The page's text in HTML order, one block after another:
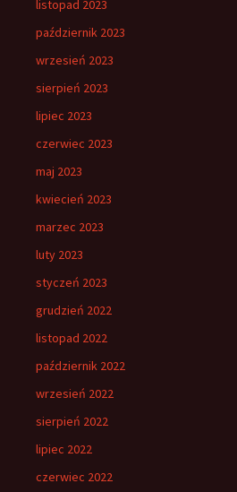
listopad 2023
październik 2023
wrzesień 2023
sierpień 2023
lipiec 2023
czerwiec 2023
maj 2023
kwiecień 2023
marzec 2023
luty 2023
styczeń 2023
grudzień 2022
listopad 2022
październik 2022
wrzesień 2022
sierpień 2022
lipiec 2022
czerwiec 2022